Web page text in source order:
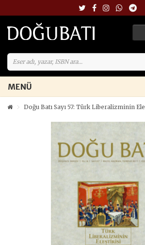
MENÜ
Doğu Batı Sayı 57: Türk Liberalizminin